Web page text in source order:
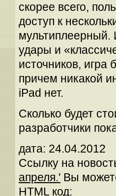
скорее всего,
доступ к
мультиплеерный.
удары и
источников, игра
причем никакой
iPad нет.
Сколько будет
разработчики
дата: 24.04.2012
Ссылку на
апреля.' Вы
HTML код: